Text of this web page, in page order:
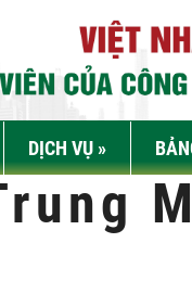
DỊCH VỤ »